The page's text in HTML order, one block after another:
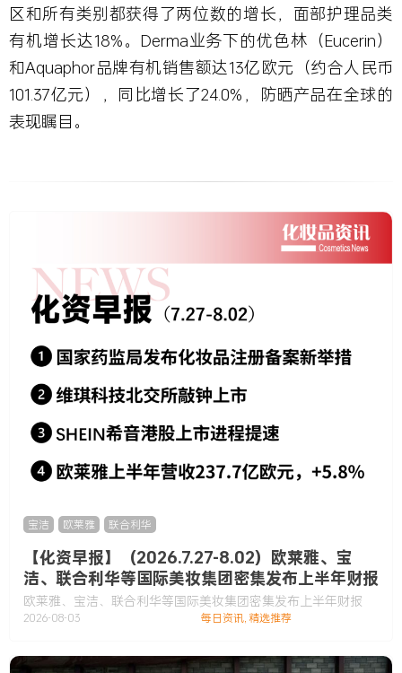
区和所有类别都获得了两位数的增长，面部护理品类
有机增长达18%。Derma业务下的优色林（Eucerin）
和Aquaphor品牌有机销售额达13亿欧元（约合人民币
101.37亿元），同比增长了24.0%，防晒产品在全球的
表现瞩目。
宝洁 欧莱雅 联合利华
【化资早报】（2026.7.27-8.02）欧莱雅、宝
洁、联合利华等国际美妆集团密集发布上半年财报
欧莱雅、宝洁、联合利华等国际美妆集团密集发布上半年财报
2026-08-03 每日资讯,精选推荐